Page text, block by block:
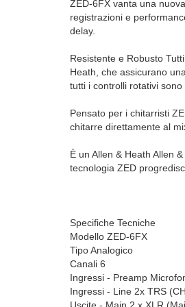
ZED-6FX vanta una
registrazioni e
delay.
Resistente e Robusto
Heath, che assicurano
tutti i controlli rotativi
Pensato per i chitarristi
chitarre direttamente al
È un Allen & Heath Allen
tecnologia ZED
Specifiche Tecniche
Modello ZED-6FX
Tipo Analogico
Canali 6
Ingressi - Preamp
Ingressi - Line 2x TRS
Uscite - Main 2 x XLR